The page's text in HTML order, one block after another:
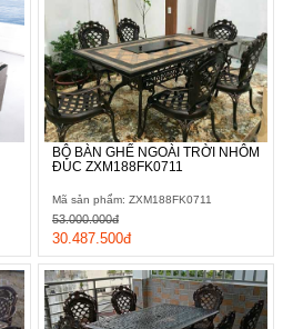
BỘ BÀN GHẾ NGOÀI TRỜI NHÔM
ĐÚC ZXM188FK0711
Mã sản phẩm: ZXM188FK0711
30.487.500đ
53.000.000đ